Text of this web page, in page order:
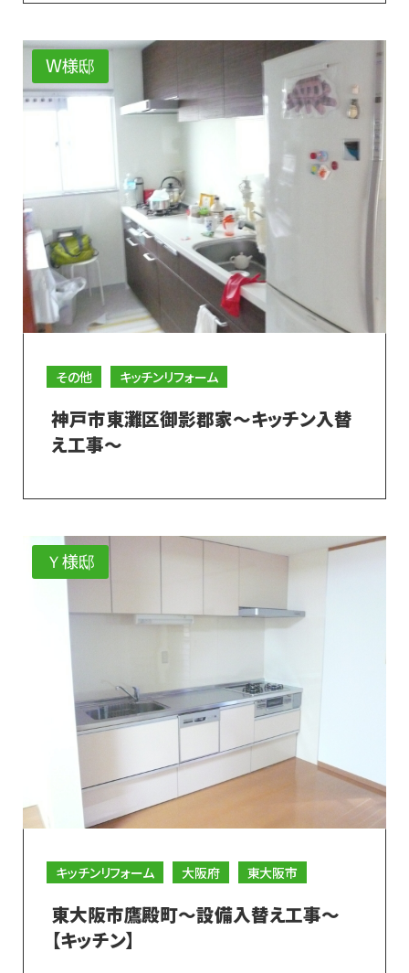
W様邸
その他 キッチンリフォーム
神戸市東灘区御影郡家～キッチン入替
え工事～
Ｙ様邸
キッチンリフォーム 大阪府 東大阪市
東大阪市鷹殿町～設備入替え工事～
【キッチン】